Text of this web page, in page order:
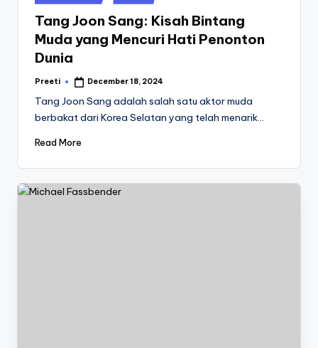
in
Tang Joon Sang: Kisah Bintang
Muda yang Mencuri Hati Penonton
Dunia
Posted
Preeti December 18, 2024
Tang Joon Sang adalah salah satu aktor muda
berbakat dari Korea Selatan yang telah menarik…
Read More